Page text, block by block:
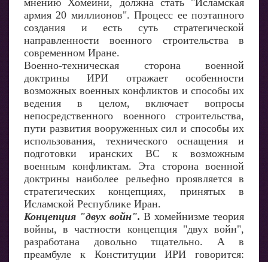
мнению Хомейни, должна стать "Исламская
армия 20 миллионов". Процесс ее поэтапного
создания и есть суть стратегической
направленности военного строительства в
современном Иране.
Военно-техническая сторона военной
доктрины ИРИ отражает особенности
возможных военных конфликтов и способы их
ведения в целом, включает вопросы
непосредственного военного строительства,
пути развития вооруженных сил и способы их
использования, технического оснащения и
подготовки иранских ВС к возможным
военным конфликтам. Эта сторона военной
доктрины наиболее рельефно проявляется в
стратегических концепциях, принятых в
Исламской Республике Иран.
Концепция "двух войн". В хомейнизме теория
войны, в частности концепция "двух войн",
разработана довольно тщательно. А в
преамбуле к Конституции ИРИ говорится: